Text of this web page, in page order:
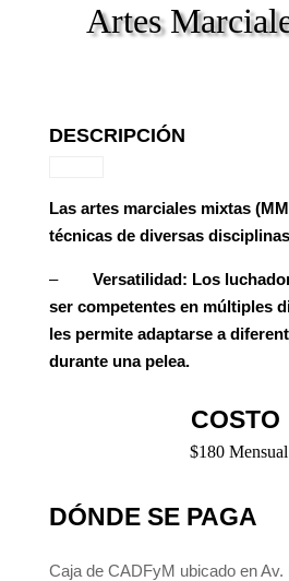
Artes
DESCRIPCIÓN
Las artes marciales mixtas
técnicas de diversas disciplinas
– Versatilidad: Los
ser competentes en múltiples
les permite adaptarse a
durante una pelea.
COSTO
$180 Mensual
DÓNDE SE PAGA
Caja de CADFyM ubicado en